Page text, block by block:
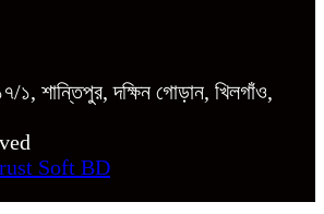
১, শান্তিপুর, দক্ষিন গোড়ান, খিলগাঁও,
Soft BD